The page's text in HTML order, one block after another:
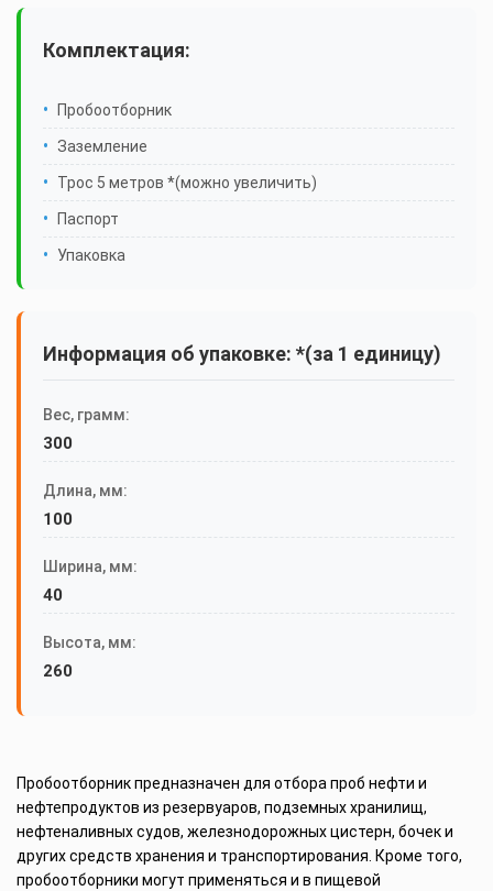
Комплектация:
Пробоотборник
Заземление
Трос 5 метров *(можно увеличить)
Паспорт
Упаковка
Информация об упаковке: *(за 1 единицу)
Вес, грамм:
300
Длина, мм:
100
Ширина, мм:
40
Высота, мм:
260
Пробоотборник предназначен для отбора проб нефти и
нефтепродуктов из резервуаров, подземных хранилищ,
нефтеналивных судов, железнодорожных цистерн, бочек и
других средств хранения и транспортирования. Кроме того,
пробоотборники могут применяться и в пищевой